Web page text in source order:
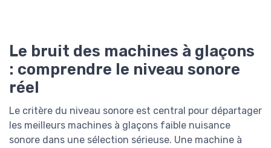
Le bruit des machines à glaçons
: comprendre le niveau sonore
réel
Le critère du niveau sonore est central pour départager
les meilleurs machines à glaçons faible nuisance
sonore dans une sélection sérieuse. Une machine à